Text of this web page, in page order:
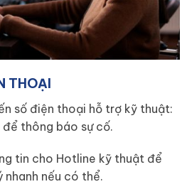
THOẠI
số điện thoại hỗ trợ kỹ thuật:
thông báo sự cố.
tin cho Hotline kỹ thuật để
nhanh nếu có thể.